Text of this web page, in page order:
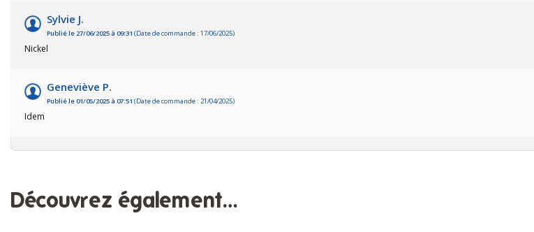
Sylvie J.
Publié le 27/06/2025 à 09:31 (Date de commande : 17/06/2025)
Nickel
Geneviève P.
Publié le 01/05/2025 à 07:51 (Date de commande : 21/04/2025)
Idem
Découvrez également…